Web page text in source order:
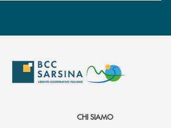
CHI SIAMO